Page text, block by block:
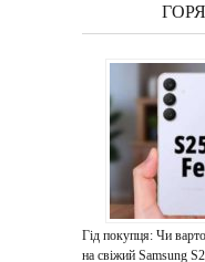
Гід покупця: Чи
на свіжий Samsung